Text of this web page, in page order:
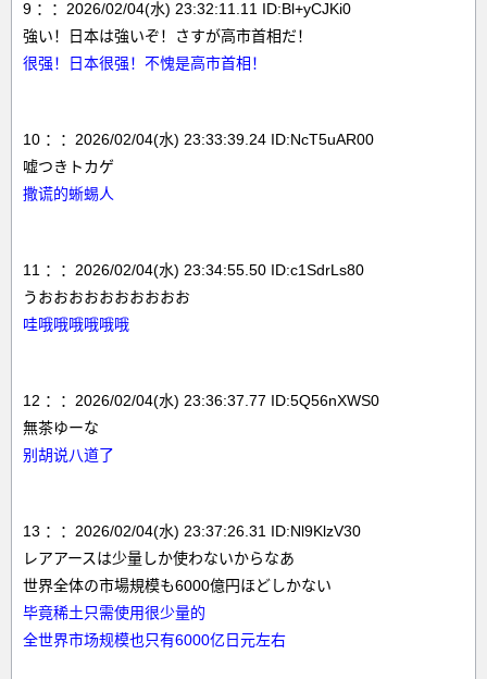
9 ：：2026/02/04(水) 23:32:11.11 ID:Bl+yCJKi0
強い！日本は強いぞ！さすが高市首相だ！
很强！日本很强！不愧是高市首相！
10 ：：2026/02/04(水) 23:33:39.24 ID:NcT5uAR00
嘘つきトカゲ
撒谎的蜥蜴人
11 ：：2026/02/04(水) 23:34:55.50 ID:c1SdrLs80
うおおおおおおおおおお
哇哦哦哦哦哦哦
12 ：：2026/02/04(水) 23:36:37.77 ID:5Q56nXWS0
無茶ゆーな
别胡说八道了
13 ：：2026/02/04(水) 23:37:26.31 ID:Nl9KlzV30
レアアースは少量しか使わないからなあ
世界全体の市場規模も6000億円ほどしかない
毕竟稀土只需使用很少量的
全世界市场规模也只有6000亿日元左右